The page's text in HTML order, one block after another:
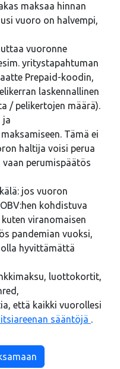
maksaa hinnan
vuoro on halvempi,
vuoronne
yritystapahtuman
Prepaid-koodin,
laskennallinen
/ pelikertojen määrä).
ja
Tämä ei
haltija voisi perua
perumispäätös
jos vuoron
kohdistuva
viranomaisen
pandemian vuoksi,
olla hyvittämättä
luottokortit,
että kaikki vuorollesi
sääntöjä .